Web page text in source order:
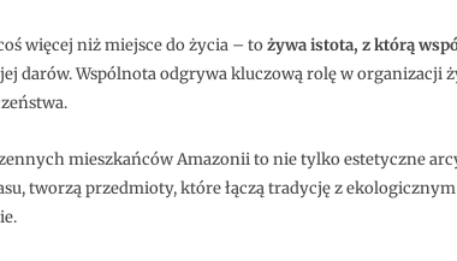
więcej niż miejsce do życia – tożywa istota, z którą
darów. Wspólnota odgrywa kluczową rolę w organizacji
mieszkańców Amazonii to nie tylko estetyczne
tworzą przedmioty, które łączą tradycję z